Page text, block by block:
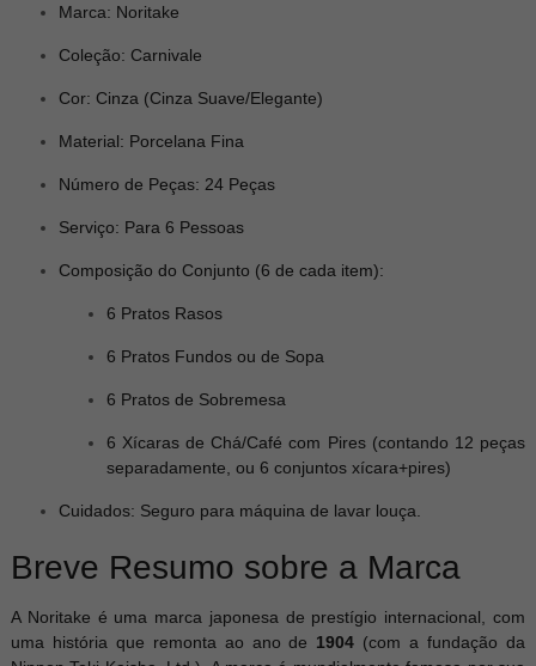
Marca: Noritake
Coleção: Carnivale
Cor: Cinza (Cinza Suave/Elegante)
Material: Porcelana Fina
Número de Peças: 24 Peças
Serviço: Para 6 Pessoas
Composição do Conjunto (6 de cada item):
6 Pratos Rasos
6 Pratos Fundos ou de Sopa
6 Pratos de Sobremesa
6 Xícaras de Chá/Café com Pires (contando 12 peças
separadamente, ou 6 conjuntos xícara+pires)
Cuidados: Seguro para máquina de lavar louça.
Breve Resumo sobre a Marca
A Noritake é uma marca japonesa de prestígio internacional, com
uma história que remonta ao ano de 1904 (com a fundação da